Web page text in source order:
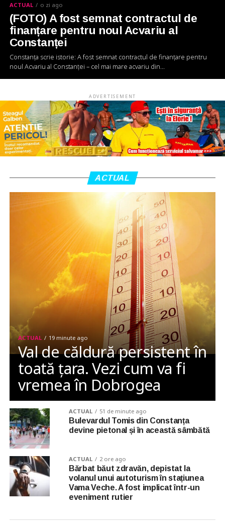
ACTUAL o zi ago
(FOTO) A fost semnat contractul de
finanțare pentru noul Acvariu al
Constanței
Constanța scrie istorie: A fost semnat contractul de finanțare pentru
noul Acvariu al Constanței – cel mai mare acvariu din...
ADVERTISEMENT
ACTUAL
ACTUAL 19 minute ago
Val de căldură persistent în
toată țara. Vezi cum va fi
vremea în Dobrogea
ACTUAL 51 de minute ago
Bulevardul Tomis din Constanța
devine pietonal și în această sâmbătă
ACTUAL 2 ore ago
Bărbat băut zdravăn, depistat la
volanul unui autoturism în stațiunea
Vama Veche. A fost implicat într-un
eveniment rutier